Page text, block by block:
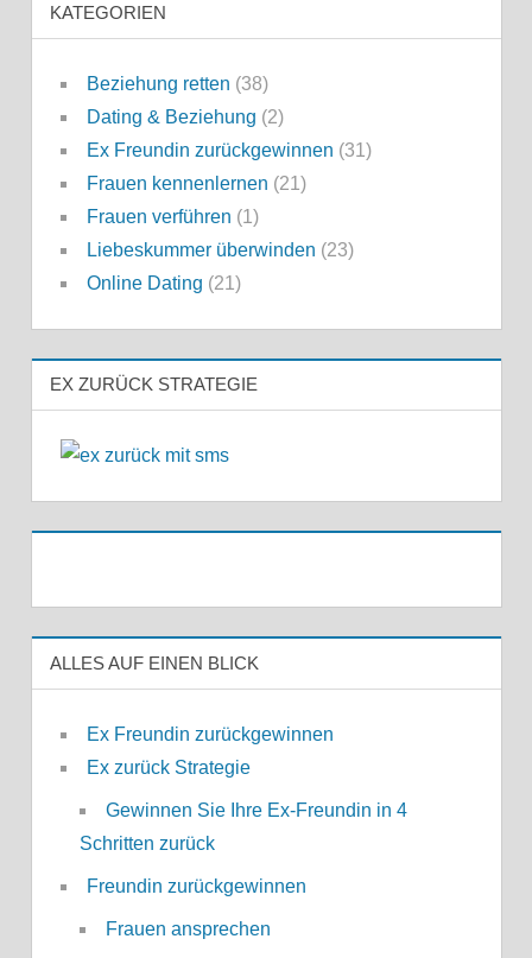
KATEGORIEN
Beziehung retten (38)
Dating & Beziehung (2)
Ex Freundin zurückgewinnen (31)
Frauen kennenlernen (21)
Frauen verführen (1)
Liebeskummer überwinden (23)
Online Dating (21)
EX ZURÜCK STRATEGIE
ALLES AUF EINEN BLICK
Ex Freundin zurückgewinnen
Ex zurück Strategie
Gewinnen Sie Ihre Ex-Freundin in 4
Schritten zurück
Freundin zurückgewinnen
Frauen ansprechen